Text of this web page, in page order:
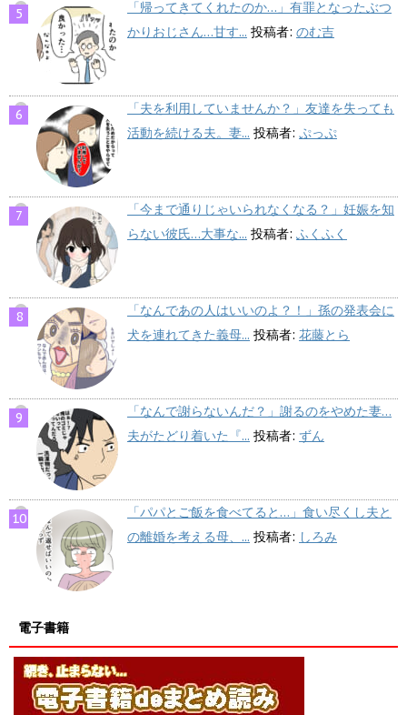
「帰ってきてくれたのか…」有罪となったぶつ
かりおじさん…甘す... 投稿者: のむ吉
「夫を利用していませんか？」友達を失っても
活動を続ける夫。妻... 投稿者: ぷっぷ
「今まで通りじゃいられなくなる？」妊娠を知
らない彼氏…大事な... 投稿者: ふくふく
「なんであの人はいいのよ？！」孫の発表会に
犬を連れてきた義母... 投稿者: 花藤とら
「なんで謝らないんだ？」謝るのをやめた妻…
夫がたどり着いた『... 投稿者: ずん
「パパとご飯を食べてると…」食い尽くし夫と
の離婚を考える母、... 投稿者: しろみ
電子書籍